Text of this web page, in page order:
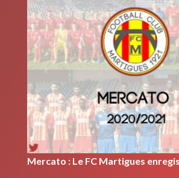
Mercato : Le FC Martigues